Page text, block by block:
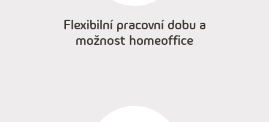
Flexibilní pracovní dobu a
možnost homeoffice